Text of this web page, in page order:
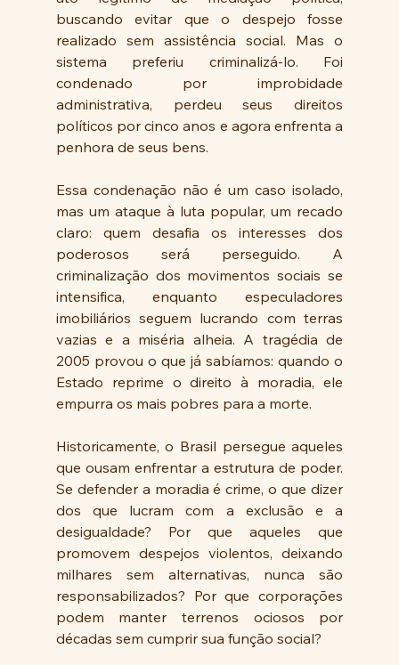
buscando evitar que o despejo fosse
realizado sem assistência social. Mas o
sistema preferiu criminalizá-lo. Foi
condenado por improbidade
administrativa, perdeu seus direitos
políticos por cinco anos e agora enfrenta a
penhora de seus bens.
Essa condenação não é um caso isolado,
mas um ataque à luta popular, um recado
claro: quem desafia os interesses dos
poderosos será perseguido. A
criminalização dos movimentos sociais se
intensifica, enquanto especuladores
imobiliários seguem lucrando com terras
vazias e a miséria alheia. A tragédia de
2005 provou o que já sabíamos: quando o
Estado reprime o direito à moradia, ele
empurra os mais pobres para a morte.
Historicamente, o Brasil persegue aqueles
que ousam enfrentar a estrutura de poder.
Se defender a moradia é crime, o que dizer
dos que lucram com a exclusão e a
desigualdade? Por que aqueles que
promovem despejos violentos, deixando
milhares sem alternativas, nunca são
responsabilizados? Por que corporações
podem manter terrenos ociosos por
décadas sem cumprir sua função social?